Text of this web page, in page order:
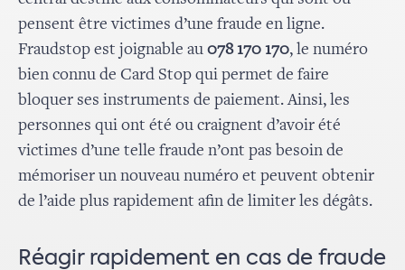
pensent être victimes d’une fraude en ligne.
Fraudstop est joignable au 078 170 170, le numéro
bien connu de Card Stop qui permet de faire
bloquer ses instruments de paiement. Ainsi, les
personnes qui ont été ou craignent d’avoir été
victimes d’une telle fraude n’ont pas besoin de
mémoriser un nouveau numéro et peuvent obtenir
de l’aide plus rapidement afin de limiter les dégâts.
Réagir rapidement en cas de fraude